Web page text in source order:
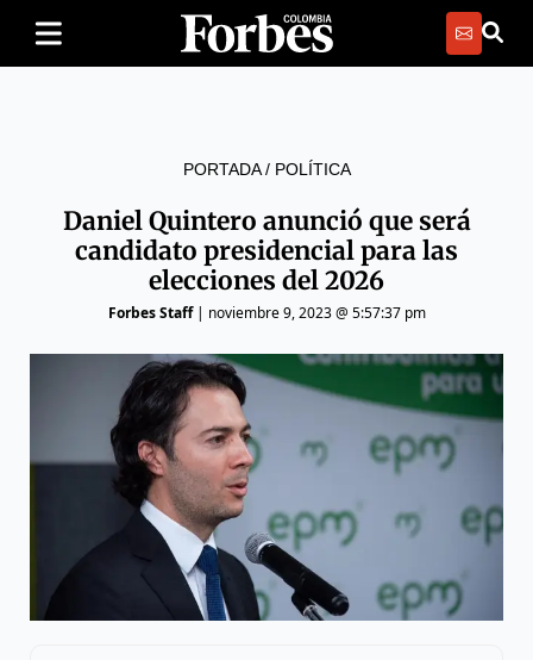
PORTADA/ POLÍTICA
Daniel Quintero anunció que será
candidato presidencial para las
elecciones del 2026
Forbes Staff| noviembre 9, 2023 @ 5:57:37 pm